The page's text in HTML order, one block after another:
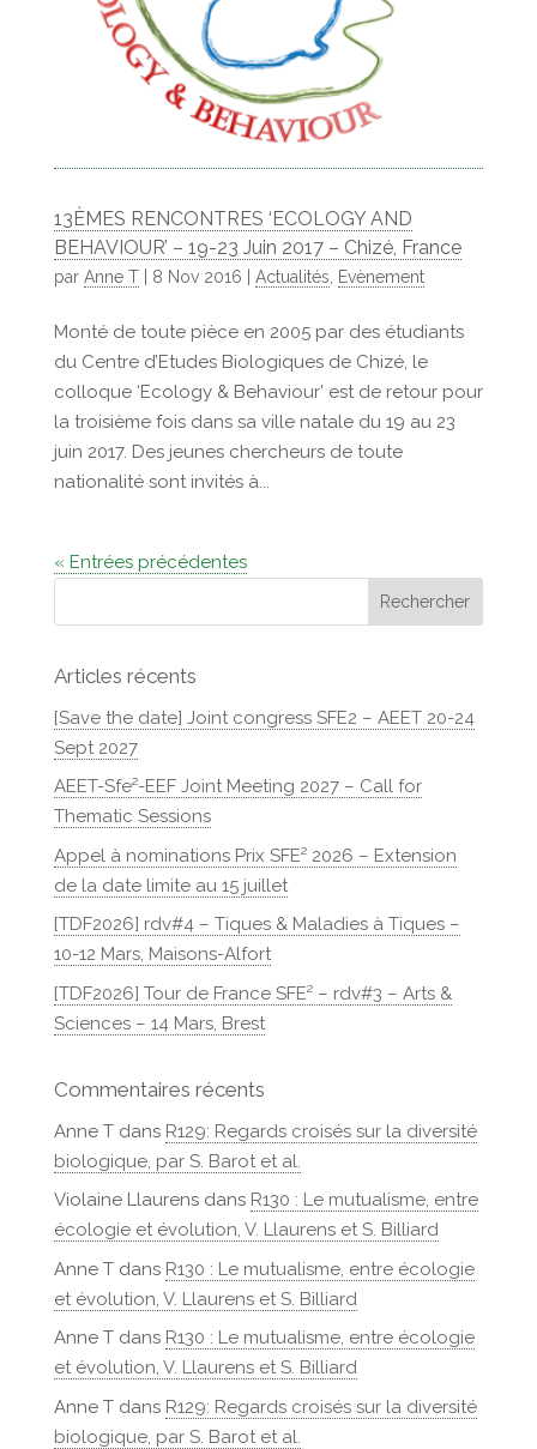
13ÈMES RENCONTRES ‘ECOLOGY AND
BEHAVIOUR’ – 19-23 Juin 2017 – Chizé, France
par Anne T| 8 Nov 2016 Actualités Evènement
Monté de toute pièce en 2005 par des étudiants
du Centre d’Etudes Biologiques de Chizé, le
colloque ‘Ecology & Behaviour’ est de retour pour
la troisième fois dans sa ville natale du 19 au 23
juin 2017. Des jeunes chercheurs de toute
nationalité sont invités à...
« Entrées précédentes
Articles récents
[Save the date] Joint congress SFE2 – AEET 20-24
Sept 2027
AEET-Sfe²-EEF Joint Meeting 2027 – Call for
Thematic Sessions
Appel à nominations Prix SFE² 2026 – Extension
de la date limite au 15 juillet
[TDF2026] rdv#4 – Tiques & Maladies à Tiques –
10-12 Mars, Maisons-Alfort
[TDF2026] Tour de France SFE² – rdv#3 – Arts &
Sciences – 14 Mars, Brest
Commentaires récents
Anne Tdans R129: Regards croisés sur la diversité
biologique, par S. Barot et al.
Violaine Llaurensdans R130 : Le mutualisme, entre
écologie et évolution, V. Llaurens et S. Billiard
Anne Tdans R130 : Le mutualisme, entre écologie
et évolution, V. Llaurens et S. Billiard
Anne Tdans R130 : Le mutualisme, entre écologie
et évolution, V. Llaurens et S. Billiard
Anne Tdans R129: Regards croisés sur la diversité
biologique, par S. Barot et al.